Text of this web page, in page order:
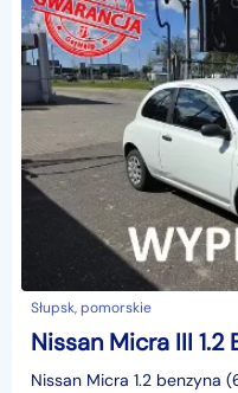
Słupsk, pomorskie
Nissan Micra 1.2 benzyna